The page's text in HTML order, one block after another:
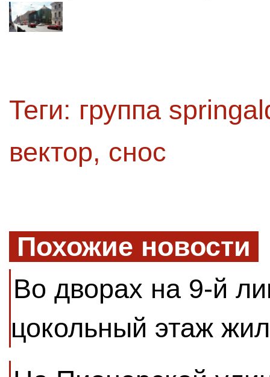
Теги: группа
вектор, снос
Похожие новости
Во дворах на 9-й
цокольный этаж